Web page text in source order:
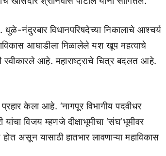
धुळे-नंदुरबार विधानपरिषदेच्या निकालाचे आश्चर्य
आघाडीला मिळालेले यश खूप महत्वाचे
आहे. महाराष्ट्राचे चित्र बदलत आहे.
केला आहे. ‘नागपूर विभागीय पदवीधर
विजय म्हणजे दीक्षाभूमीचा ‘संघ’भूमीवर
असून यासाठी हातभार लावणाऱ्या महाविकास